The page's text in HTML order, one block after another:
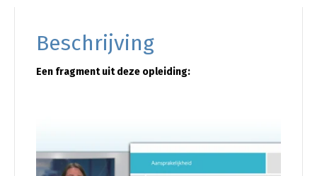
Beschrijving
Een fragment uit deze opleiding: